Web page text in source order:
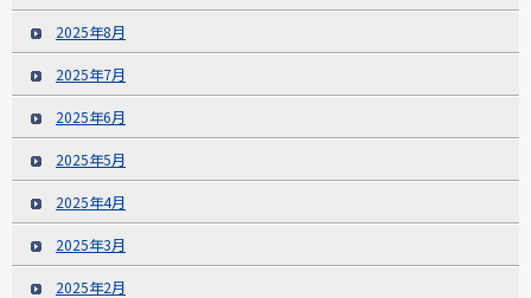
2025年8月
2025年7月
2025年6月
2025年5月
2025年4月
2025年3月
2025年2月